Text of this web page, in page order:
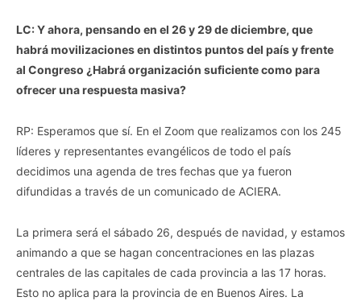
LC: Y ahora, pensando en el 26 y 29 de diciembre, que
habrá movilizaciones en distintos puntos del país y frente
al Congreso ¿Habrá organización suficiente como para
ofrecer una respuesta masiva?
RP: Esperamos que sí. En el Zoom que realizamos con los 245
líderes y representantes evangélicos de todo el país
decidimos una agenda de tres fechas que ya fueron
difundidas a través de un comunicado de ACIERA.
La primera será el sábado 26, después de navidad, y estamos
animando a que se hagan concentraciones en las plazas
centrales de las capitales de cada provincia a las 17 horas.
Esto no aplica para la provincia de en Buenos Aires. La